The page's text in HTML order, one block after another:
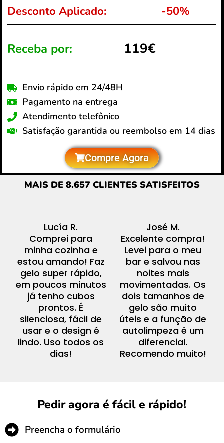
Desconto Aplicado: -50%
Receba por: 119€
Envio rápido em 24/48H
Pagamento na entrega
Atendimento telefônico
Satisfação garantida ou reembolso em 14 dias
Compre Agora
MAIS DE 8.657 CLIENTES SATISFEITOS
Lucía R.
Comprei para
minha cozinha e
estou amando! Faz
gelo super rápido,
em poucos minutos
já tenho cubos
prontos. É
silenciosa, fácil de
usar e o design é
lindo. Uso todos os
dias!
José M.
Excelente compra!
Levei para o meu
bar e salvou nas
noites mais
movimentadas. Os
dois tamanhos de
gelo são muito
úteis e a função de
autolimpeza é um
diferencial.
Recomendo muito!
Pedir agora é fácil e rápido!
Preencha o formulário